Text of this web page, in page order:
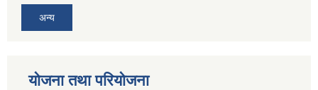
अन्य
योजना तथा परियोजना